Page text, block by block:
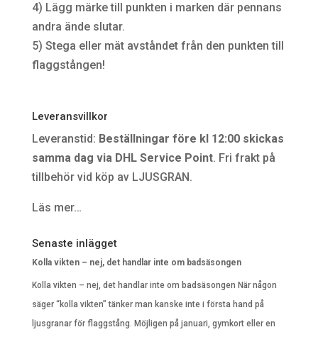
4) Lägg märke till punkten i marken där pennans
andra ände slutar.
5) Stega eller mät avståndet från den punkten till
flaggstången!
Leveransvillkor
Leveranstid: Beställningar före kl 12:00 skickas
samma dag via DHL Service Point. Fri frakt på
tillbehör vid köp av LJUSGRAN.
Läs mer…
Senaste inlägget
Kolla vikten – nej, det handlar inte om badsäsongen
Kolla vikten – nej, det handlar inte om badsäsongen När någon
säger “kolla vikten” tänker man kanske inte i första hand på
ljusgranar för flaggstång. Möjligen på januari, gymkort eller en